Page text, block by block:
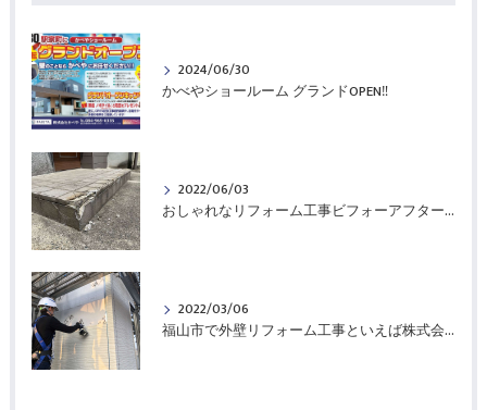
2024/06/30
かべやショールーム グランドOPEN‼
2022/06/03
おしゃれなリフォーム工事ビフォーアフター！福山市の株式会社かべやにお任せください。
2022/03/06
福山市で外壁リフォーム工事といえば株式会社かべやにお任せ！塗装も張替えも、30年の実績とおしゃれな外壁施工例、沢山もあります！